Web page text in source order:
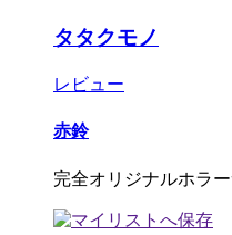
タタクモノ
レビュー
赤鈴
完全オリジナルホラ